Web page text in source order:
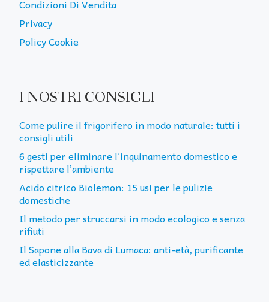
Condizioni Di Vendita
Privacy
Policy Cookie
I NOSTRI CONSIGLI
Come pulire il frigorifero in modo naturale: tutti i
consigli utili
6 gesti per eliminare l’inquinamento domestico e
rispettare l’ambiente
Acido citrico Biolemon: 15 usi per le pulizie
domestiche
Il metodo per struccarsi in modo ecologico e senza
rifiuti
Il Sapone alla Bava di Lumaca: anti-età, purificante
ed elasticizzante